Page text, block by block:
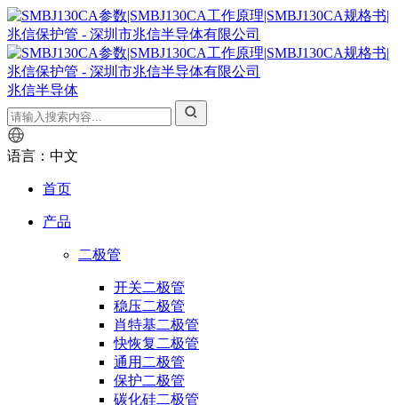
兆信半导体
语言：中文
首页
产品
二极管
开关二极管
稳压二极管
肖特基二极管
快恢复二极管
通用二极管
保护二极管
碳化硅二极管